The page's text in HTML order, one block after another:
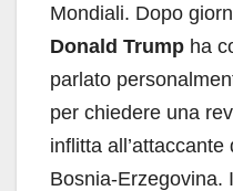
Mondiali. Dopo
Donald Trump ha
parlato
per chiedere una
inflitta
Bosnia-Erzegovina.